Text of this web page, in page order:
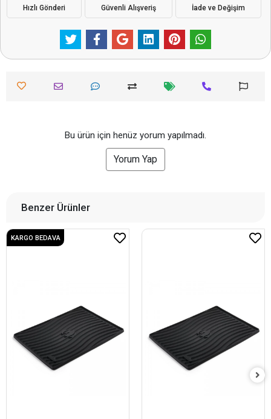
Hızlı Gönderi Güvenli Alışveriş İade ve Değişim
Bu ürün için henüz yorum yapılmadı.
Yorum Yap
Benzer Ürünler
KARGO BEDAVA